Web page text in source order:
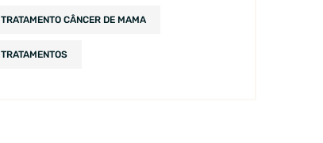
TRATAMENTO CÂNCER DE MAMA
TRATAMENTOS